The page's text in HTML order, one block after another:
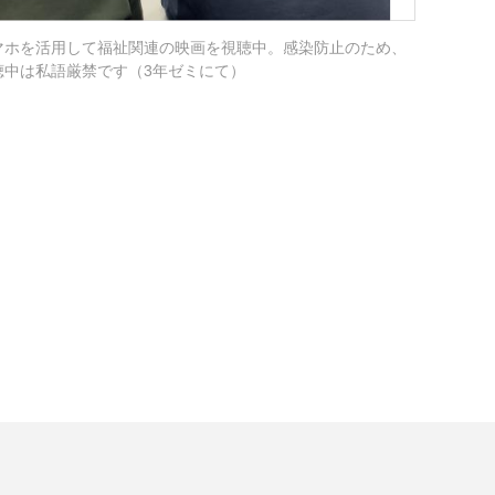
ホを活用して福祉関連の映画を視聴中。感染防止のため、
中は私語厳禁です（3年ゼミにて）